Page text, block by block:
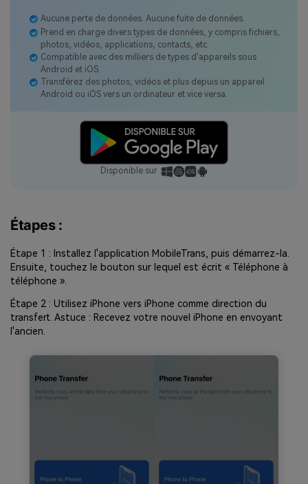
Aucune perte de données. Aucune fuite de données.
Prend en charge divers types de données, y compris fichiers,
photos, vidéos, applications, contacts, etc.
Compatible avec des milliers de types d'appareils sous
Android et iOS.
Transférez des photos, vidéos et plus depuis un appareil
Android ou iOS vers un ordinateur et vice versa.
Disponible sur :
Étapes :
Étape 1 : Installez l'application MobileTrans, puis démarrez-la.
Ensuite, touchez le bouton sur lequel est écrit « Téléphone à
téléphone ».
Étape 2 : Utilisez iPhone vers iPhone comme direction du
transfert. Astuce : Recevez votre nouvel iPhone en envoyant
l'ancien.